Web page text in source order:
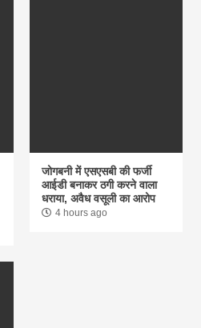
जोगबनी में एसएसबी की फर्जी
आईडी बनाकर ठगी करने वाला
धराया, अवैध वसूली का आरोप
4 hours ago